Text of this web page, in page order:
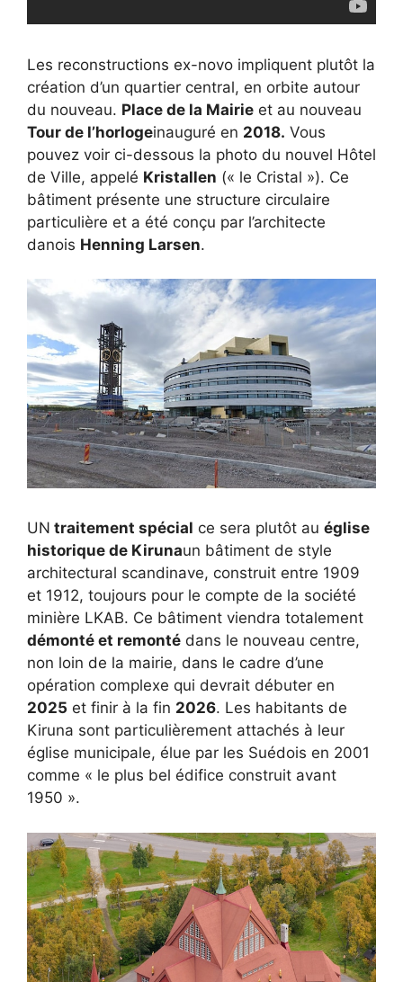
Les reconstructions ex-novo impliquent plutôt la
création d’un quartier central, en orbite autour
du nouveau. Place de la Mairie et au nouveau
Tour de l’horlogeinauguré en 2018. Vous
pouvez voir ci-dessous la photo du nouvel Hôtel
de Ville, appelé Kristallen (« le Cristal »). Ce
bâtiment présente une structure circulaire
particulière et a été conçu par l’architecte
danois Henning Larsen.
UN traitement spécial ce sera plutôt au église
historique de Kirunaun bâtiment de style
architectural scandinave, construit entre 1909
et 1912, toujours pour le compte de la société
minière LKAB. Ce bâtiment viendra totalement
démonté et remonté dans le nouveau centre,
non loin de la mairie, dans le cadre d’une
opération complexe qui devrait débuter en
2025 et finir à la fin 2026. Les habitants de
Kiruna sont particulièrement attachés à leur
église municipale, élue par les Suédois en 2001
comme « le plus bel édifice construit avant
1950 ».